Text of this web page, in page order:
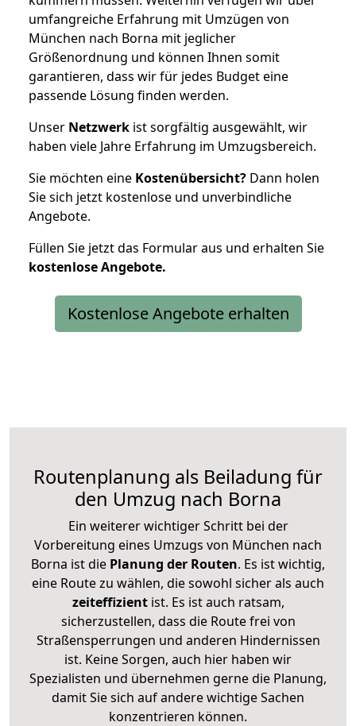
umfangreiche Erfahrung mit Umzügen von
München nach Borna mit jeglicher
Größenordnung und können Ihnen somit
garantieren, dass wir für jedes Budget eine
passende Lösung finden werden.
Unser Netzwerk ist sorgfältig ausgewählt, wir
haben viele Jahre Erfahrung im Umzugsbereich.
Sie möchten eine Kostenübersicht? Dann holen
Sie sich jetzt kostenlose und unverbindliche
Angebote.
Füllen Sie jetzt das Formular aus und erhalten Sie
kostenloseAngebote.
Kostenlose Angebote erhalten
Routenplanung als Beiladung für
den Umzug nach Borna
Ein weiterer wichtiger Schritt bei der
Vorbereitung eines Umzugs von München nach
Borna ist die Planung der Routen. Es ist wichtig,
eine Route zu wählen, die sowohl sicher als auch
zeiteffizientist. Es ist auch ratsam,
sicherzustellen, dass die Route frei von
Straßensperrungen und anderen Hindernissen
ist. Keine Sorgen, auch hier haben wir
Spezialisten und übernehmen gerne die Planung,
damit Sie sich auf andere wichtige Sachen
konzentrieren können.